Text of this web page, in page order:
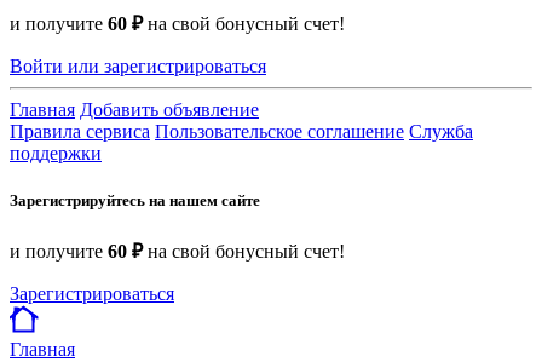
и получите 60 ₽на свой бонусный счет!
Войти или зарегистрироваться
Главная Добавить объявление
Правила сервиса Пользовательское соглашение Служба
поддержки
Зарегистрируйтесь на нашем сайте
и получите 60 ₽на свой бонусный счет!
Зарегистрироваться
Главная